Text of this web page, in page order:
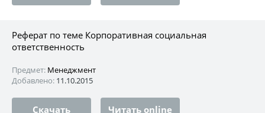
Реферат по теме Корпоративная социальная
ответственность
Предмет: Менеджмент
Добавлено: 11.10.2015
Скачать Читать online